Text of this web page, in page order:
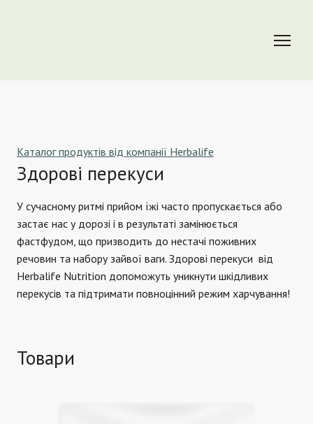
Каталог продуктів від компанії Herbalife
Здорові перекуси
У сучасному ритмі прийом їжі часто пропускається або
застає нас у дорозі і в результаті замінюється
фастфудом, що призводить до нестачі поживних
речовин та набору зайвої ваги. Здорові перекуси  від
Herbalife Nutrition допоможуть уникнути шкідливих
перекусів та підтримати повноцінний режим харчування!
Товари